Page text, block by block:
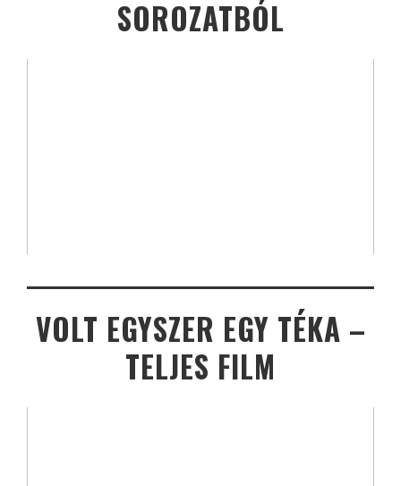
SOROZATBÓL
VOLT EGYSZER EGY TÉKA –
TELJES FILM